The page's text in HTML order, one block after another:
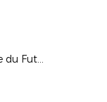
Futsal : à la découverte du Futsal Club Sucéen (Sucé sur Erdre)